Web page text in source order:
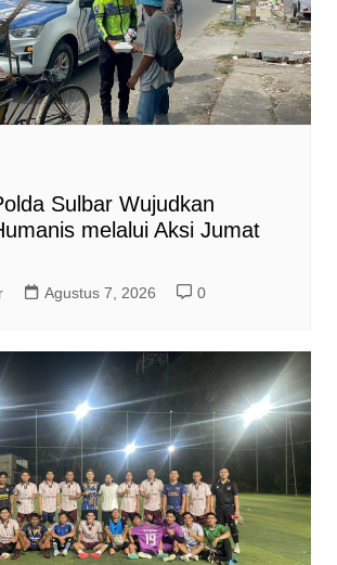
Sulbar Wujudkan
melalui Aksi Jumat
Agustus 7, 2026 0